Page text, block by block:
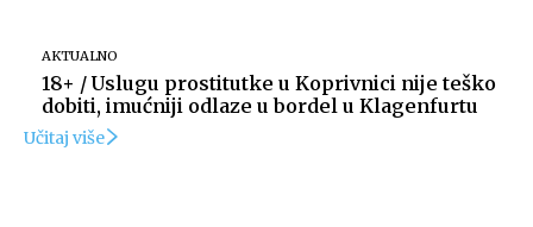
AKTUALNO
18+ / Uslugu prostitutke u Koprivnici nije teško
dobiti, imućniji odlaze u bordel u Klagenfurtu
Učitaj više